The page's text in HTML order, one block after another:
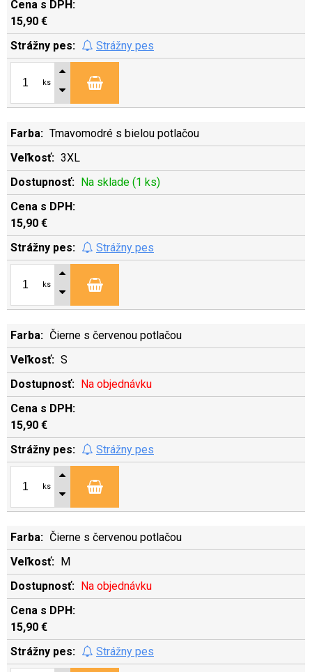
15,90 €
Strážny pes
ks
Tmavomodré s bielou potlačou
3XL
Na sklade (1 ks)
15,90 €
Strážny pes
ks
Čierne s červenou potlačou
S
Na objednávku
15,90 €
Strážny pes
ks
Čierne s červenou potlačou
M
Na objednávku
15,90 €
Strážny pes